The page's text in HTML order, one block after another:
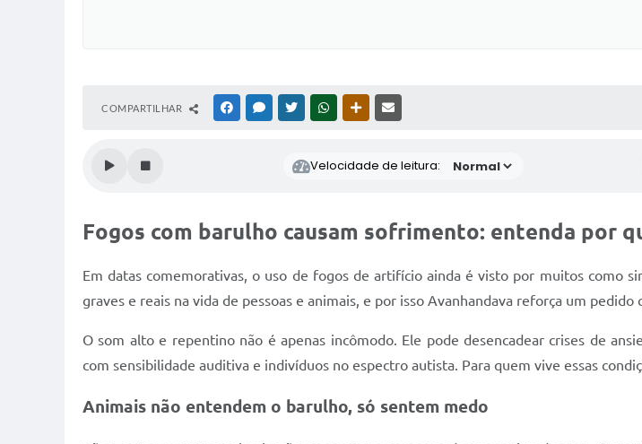
COMPARTILHAR FACEBOOKMESSENGER
TWITTERWHATSAPPOUTRAS MÍDIAS
Velocidade de leitura:
Fogos com barulho causam sofrimento: entenda por
Em datas comemorativas, o uso de fogos de artifício ainda é visto por muitos como
graves e reais na vida de pessoas e animais, e por isso Avanhandava reforça um pedido
O som alto e repentino não é apenas incômodo. Ele pode desencadear crises de
com sensibilidade auditiva e indivíduos no espectro autista. Para quem vive essas
Animais não entendem o barulho, só sentem medo